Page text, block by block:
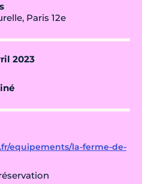
Paris 12e
2023
equipements/la-ferme-de-